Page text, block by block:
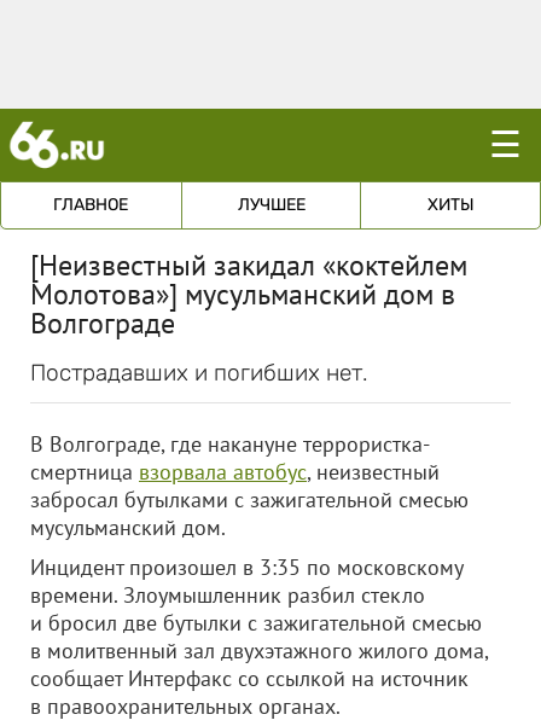
☰
ГЛАВНОЕ ЛУЧШЕЕ ХИТЫ
[Неизвестный закидал «коктейлем
Молотова»] мусульманский дом в
Волгограде
Пострадавших и погибших нет.
В Волгограде, где накануне террористка-
смертница взорвала автобус, неизвестный
забросал бутылками с зажигательной смесью
мусульманский дом.
Инцидент произошел в 3:35 по московскому
времени. Злоумышленник разбил стекло
и бросил две бутылки с зажигательной смесью
в молитвенный зал двухэтажного жилого дома,
сообщает Интерфакс со ссылкой на источник
в правоохранительных органах.